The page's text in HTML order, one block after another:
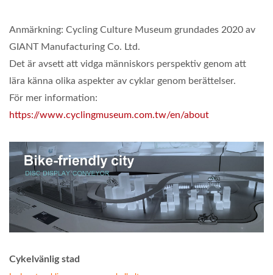
Anmärkning: Cycling Culture Museum grundades 2020 av
GIANT Manufacturing Co. Ltd.
Det är avsett att vidga människors perspektiv genom att
lära känna olika aspekter av cyklar genom berättelser.
För mer information:
https://www.cyclingmuseum.com.tw/en/about
Cykelvänlig stad